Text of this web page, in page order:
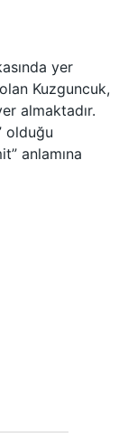
yer
Kuzguncuk,
almaktadır.
olduğu
anlamına